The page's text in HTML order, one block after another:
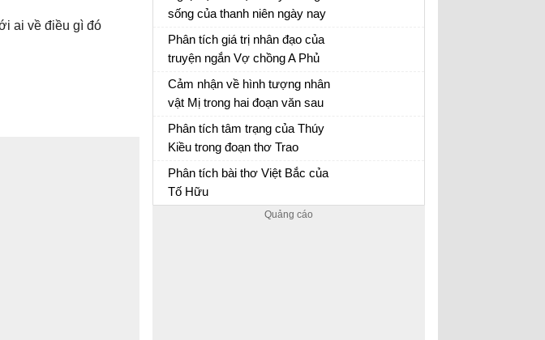
ai về điều gì đó
sống của thanh niên ngày nay
Phân tích giá trị nhân đạo của
truyện ngắn Vợ chồng A Phủ
Vợ chồng A Phủ - Văn mẫu 12
Cảm nhận về hình tượng nhân
vật Mị trong hai đoạn văn sau
“Lần lần, mấy năm qua…. Mị
sẽ ăn cho chết ngay, chứ
không buồn nhớ lại nữa”
Văn mẫu 12
Phân tích tâm trạng của Thúy
Kiều trong đoạn thơ Trao
duyên
Phân tích bài Trao duyên
Phân tích bài thơ Việt Bắc của
Tố Hữu